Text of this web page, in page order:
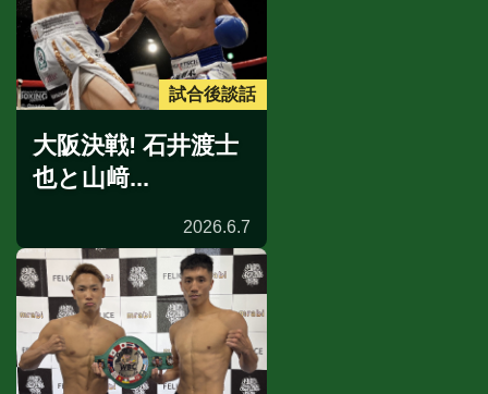
試合後談話
大阪決戦! 石井渡士
也と山﨑...
2026.6.7